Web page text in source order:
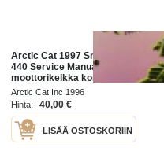
Arctic Cat 1997 Snowmobile ZL
440 Service Manual
moottorikelkka korjaamokäsikirja
Arctic Cat Inc 1996
Hinta:
40,00 €
LISÄÄ OSTOSKORIIN